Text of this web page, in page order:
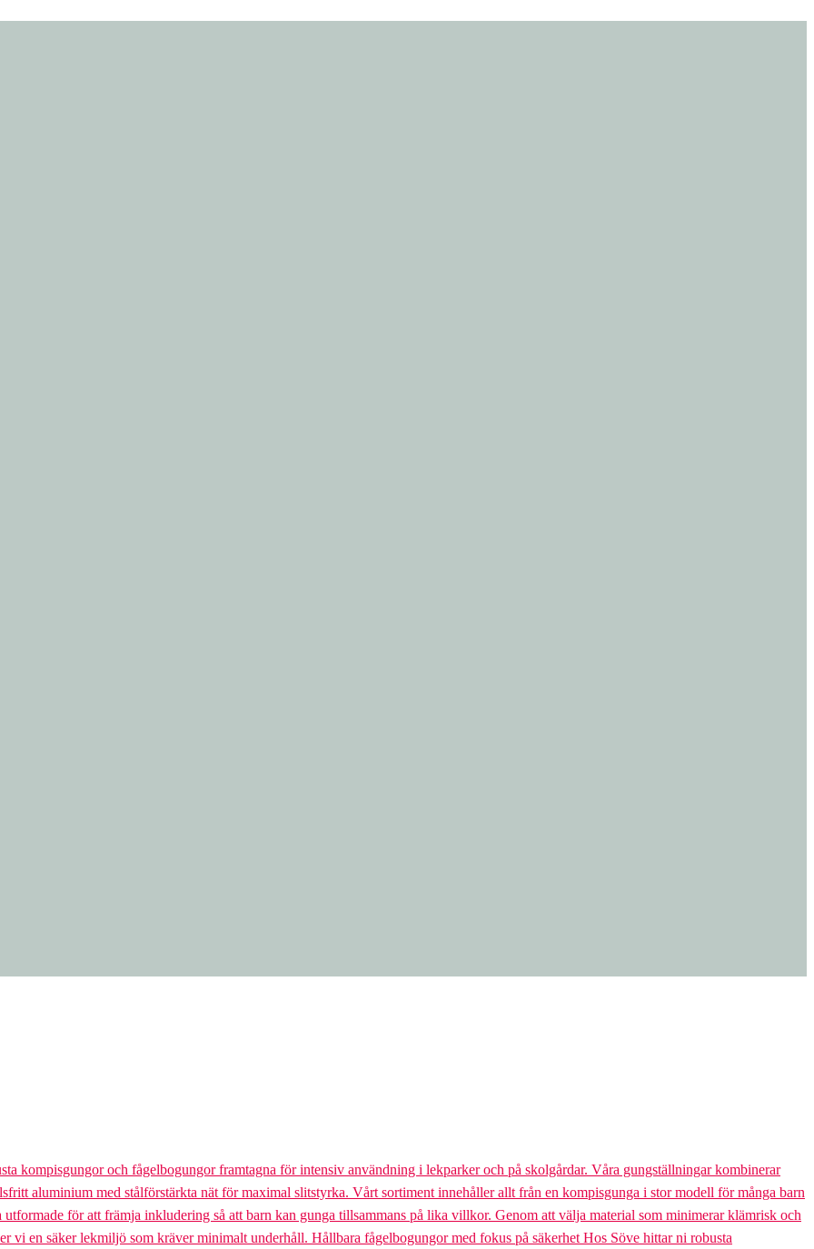
kompisgungor och fågelbogungor framtagna för intensiv användning i lekparker och på skolgårdar. Våra gungställningar kombinerar
aluminium med stålförstärkta nät för maximal slitstyrka. Vårt sortiment innehåller allt från en kompisgunga i stor modell för många barn
för att främja inkludering så att barn kan gunga tillsammans på lika villkor. Genom att välja material som minimerar klämrisk och
vi en säker lekmiljö som kräver minimalt underhåll. Hållbara fågelbogungor med fokus på säkerhet Hos Söve hittar ni robusta